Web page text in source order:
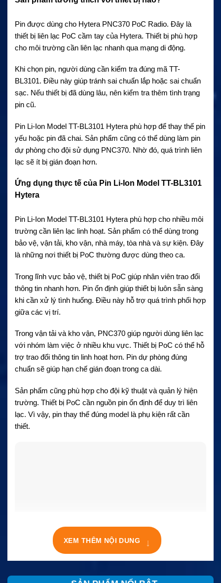
Pin được dùng cho Hytera PNC370 PoC Radio. Đây là
thiết bị liên lạc PoC cầm tay của Hytera. Thiết bị phù hợp
cho môi trường cần liên lạc nhanh qua mạng di động.
Khi chọn pin, người dùng cần kiểm tra đúng mã TT-
BL3101. Điều này giúp tránh sai chuẩn lắp hoặc sai chuẩn
sạc. Nếu thiết bị đã dùng lâu, nên kiểm tra thêm tình trạng
pin cũ.
Pin Li-Ion Model TT-BL3101 Hytera phù hợp để thay thế pin
yếu hoặc pin đã chai. Sản phẩm cũng có thể dùng làm pin
dự phòng cho đội sử dụng PNC370. Nhờ đó, quá trình liên
lạc sẽ ít bị gián đoạn hơn.
Ứng dụng thực tế của Pin Li-Ion Model TT-BL3101
Hytera
Pin Li-Ion Model TT-BL3101 Hytera phù hợp cho nhiều môi
trường cần liên lạc linh hoạt. Sản phẩm có thể dùng trong
bảo vệ, vận tải, kho vận, nhà máy, tòa nhà và sự kiện. Đây
là những nơi thiết bị PoC thường được dùng theo ca.
Trong lĩnh vực bảo vệ, thiết bị PoC giúp nhân viên trao đổi
thông tin nhanh hơn. Pin ổn định giúp thiết bị luôn sẵn sàng
khi cần xử lý tình huống. Điều này hỗ trợ quá trình phối hợp
giữa các vị trí.
Trong vận tải và kho vận, PNC370 giúp người dùng liên lạc
với nhóm làm việc ở nhiều khu vực. Thiết bị PoC có thể hỗ
trợ trao đổi thông tin linh hoạt hơn. Pin dự phòng đúng
chuẩn sẽ giúp hạn chế gián đoạn trong ca dài.
Sản phẩm cũng phù hợp cho đội kỹ thuật và quản lý hiện
trường. Thiết bị PoC cần nguồn pin ổn định để duy trì liên
lạc. Vì vậy, pin thay thế đúng model là phụ kiện rất cần
thiết.
XEM THÊM NỘI DUNG ↓